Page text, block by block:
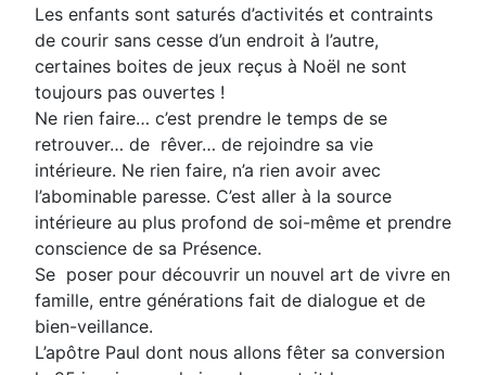
Les enfants sont saturés d’activités et contraints
de courir sans cesse d’un endroit à l’autre,
certaines boites de jeux reçus à Noël ne sont
toujours pas ouvertes !
Ne rien faire… c’est prendre le temps de se
retrouver… de rêver… de rejoindre sa vie
intérieure. Ne rien faire, n’a rien avoir avec
l’abominable paresse. C’est aller à la source
intérieure au plus profond de soi-même et prendre
conscience de sa Présence.
Se poser pour découvrir un nouvel art de vivre en
famille, entre générations fait de dialogue et de
bien-veillance.
L’apôtre Paul dont nous allons fêter sa conversion